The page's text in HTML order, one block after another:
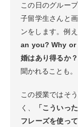
この日のグルー
子留学生さんと
ンをします。例
an you? Why or
婚はあり得るか
聞かれることも。
この授業ではそ
く、
「こういっ
フレーズを使っ